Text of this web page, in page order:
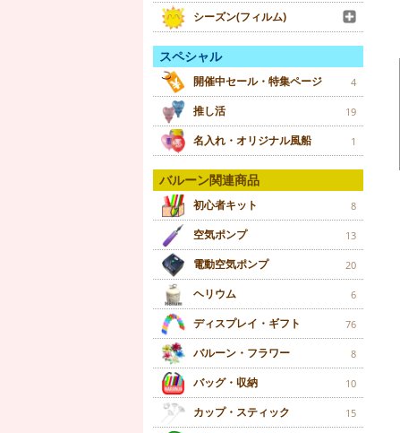
シーズン(フィルム)
スペシャル
開催中セール・特集ページ 4
推し活 19
名入れ・オリジナル風船 1
バルーン関連商品
初心者キット 8
空気ポンプ 13
電動空気ポンプ 20
ヘリウム 6
ディスプレイ・ギフト 76
バルーン・フラワー 8
バッグ・収納 10
カップ・スティック 15